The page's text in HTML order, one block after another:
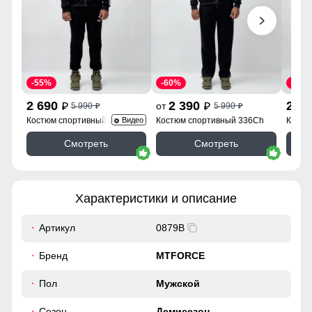
2 690 p 5 990p
-55%
Костюм спортивный 330ChВидео
Смотреть
от2 390 p 5 990p
-60%
Костюм спортивный 336Ch
Смотреть
2
Характеристики и описание
Артикул 0879B
Бренд MTFORCE
Пол Мужской